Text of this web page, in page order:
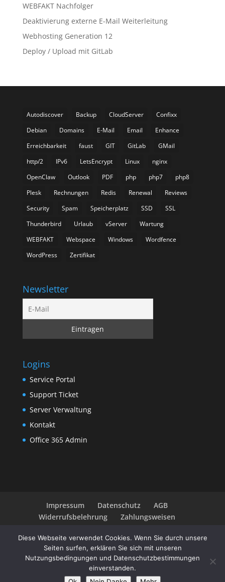
WEBFAKT Nachfolger
Deaktivierung externe E-Mail Weiterleitung
Webhosting Generation 12
Deploy / Upload mit GitLab
Autodiscover Backup CloudServer
Confixx
Debian
Domains E-Mail Email
Enhance
Erreichbarkeit
faust GIT GitLab
GMail
http/2
IPv6 LetsEncrypt Linux
nginx
OpenClaw
Outlook PDF php php7
php8
Plesk
Rechnungen Redis Renewal
Reviews
Security
Spam Speicherplatz SSD
SSL
Thunderbird
Urlaub vServer
Wartung
WEBFAKT
Webspace Windows
Wordfence
WordPress
Zertifikat
Newsletter
Logins
Service Portal
Support Ticket
Server Verwaltung
Kontakt
Office 365 Admin
Impressum Datenschutz
AGB
Widerrufsbelehrung
Zahlungsweisen
© be-webspace.de - 1994-2026 - Webhosting 100% in
Deutschland
Diese Webseite verwendet Cookies. Wenn Sie durch unsere
Seiten surfen, erklären Sie sich mit unseren
Nutzungsbedingungen und Datenschutzbestimmungen
einverstanden.